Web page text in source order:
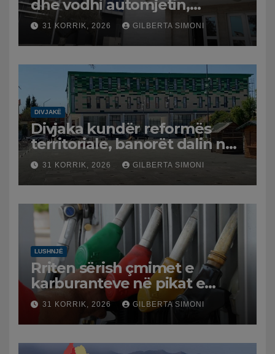
dhe vodhi automjetin,
arrestohet 43-vjeçari
31 KORRIK, 2026 GILBERTA SIMONI
DIVJAKË
Divjaka kundër reformës
territoriale, banorët dalin në
protestë.
31 KORRIK, 2026 GILBERTA SIMONI
LUSHNJË
Rriten sërish çmimet e
karburanteve në pikat e
karburanteve në Lushnjë.
Tensionet në Lindjen e
Mesme shtrenjtojnë naftën
dhe benzinën në vend
31 KORRIK, 2026 GILBERTA SIMONI